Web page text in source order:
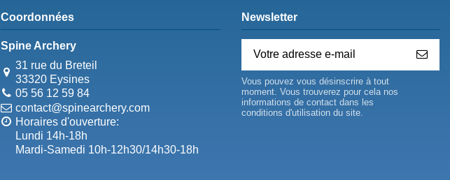
Coordonnées
Spine Archery
31 rue du Breteil
33320 Eysines
05 56 12 59 84
contact@spinearchery.com
Horaires d'ouverture:
Lundi 14h-18h
Mardi-Samedi 10h-12h30/14h30-18h
Newsletter
Vous pouvez vous désinscrire à tout
moment. Vous trouverez pour cela nos
informations de contact dans les
conditions d'utilisation du site.